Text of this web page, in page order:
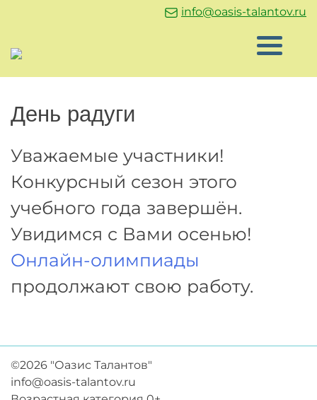
info@oasis-talantov.ru
День радуги
Уважаемые участники!
Конкурсный сезон этого
учебного года завершён.
Увидимся с Вами осенью!
Онлайн-олимпиады
продолжают свою работу.
©2026 "Оазис Талантов"
info@oasis-talantov.ru